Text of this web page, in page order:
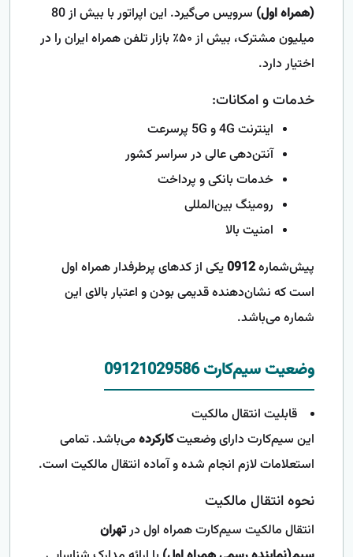
(همراه اول)
سرویس می‌گیرد. این اپراتور با بیش از 80
میلیون مشترک، بیش از ۵۰٪ بازار تلفن همراه ایران را در
اختیار دارد.
خدمات و امکانات:
اینترنت 4G و 5G پرسرعت
آنتن‌دهی عالی در سراسر کشور
خدمات بانکی و پرداخت
رومینگ بین‌المللی
امنیت بالا
پیش‌شماره0912یکی از کدهای پرطرفدار همراه اول
است که نشان‌دهنده قدیمی بودن و اعتبار بالای این
شماره می‌باشد.
وضعیت سیم‌کارت 09121029586
قابلیت انتقال مالکیت
این سیم‌کارت دارای وضعیتکارکردهمی‌باشد. تمامی
استعلامات لازم انجام شده و آماده انتقال مالکیت است.
نحوه انتقال مالکیت
انتقال مالکیت سیم‌کارت همراه اول درتهران